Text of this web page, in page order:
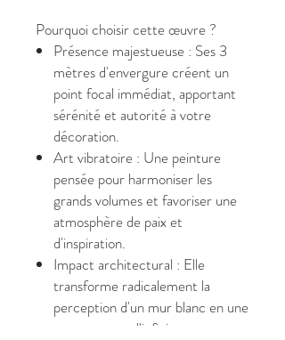
Pourquoi choisir cette œuvre ?
Présence majestueuse : Ses 3
mètres d'envergure créent un
point focal immédiat, apportant
sérénité et autorité à votre
décoration.
Art vibratoire : Une peinture
pensée pour harmoniser les
grands volumes et favoriser une
atmosphère de paix et
d'inspiration.
Impact architectural : Elle
transforme radicalement la
perception d'un mur blanc en une
ouverture sur l'infini.